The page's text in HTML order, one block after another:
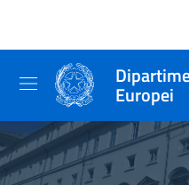
Europei